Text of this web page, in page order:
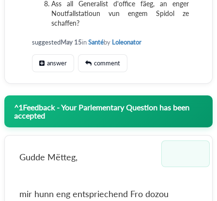
Ass all Generalist d'office fäeg, an enger
Noutfallstatioun vun engem Spidol ze
schaffen?
suggestedMay 15inSantéby Loleonator
answer comment
^1Feedback - Your Parlementary Question has been
accepted
Gudde Mëtteg,
mir hunn eng entspriechend Fro dozou